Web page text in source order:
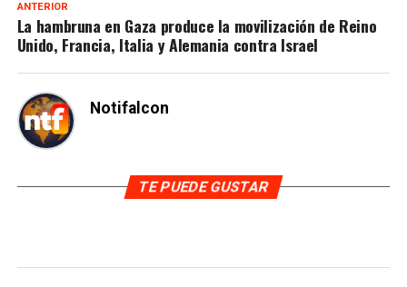
ANTERIOR
La hambruna en Gaza produce la movilización de Reino
Unido, Francia, Italia y Alemania contra Israel
Notifalcon
TE PUEDE GUSTAR